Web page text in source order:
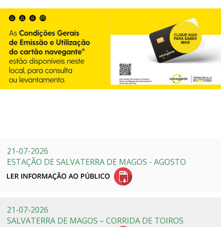
21-07-2026
ESTAÇÃO DE SALVATERRA DE MAGOS - AGOSTO
21-07-2026
SALVATERRA DE MAGOS – CORRIDA DE TOIROS